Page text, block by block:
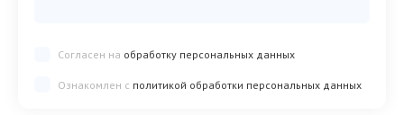
Согласен на обработку персональных данных
Ознакомлен с политикой обработки персональных данных